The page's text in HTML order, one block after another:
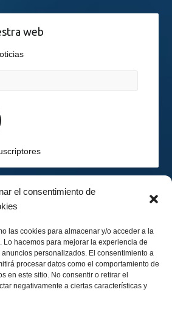
el consentimiento de
las cookies para almacenar y/o acceder a la
Lo hacemos para mejorar la experiencia de
personalizados. El consentimiento a
procesar datos como el comportamiento de
en este sitio. No consentir o retirar el
negativamente a ciertas características y
web
Sur